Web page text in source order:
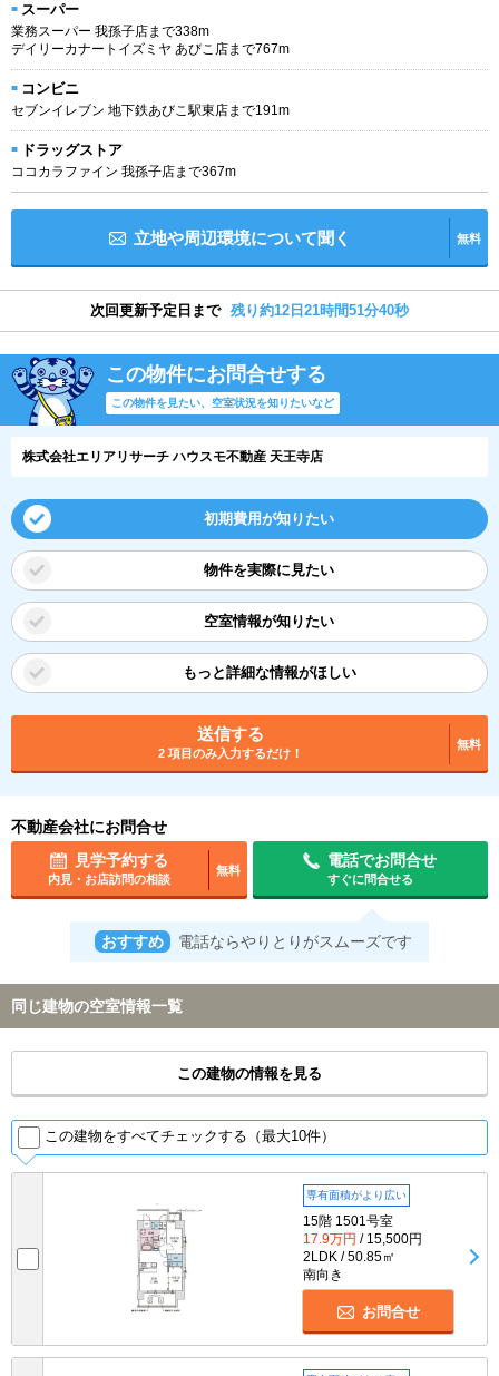
スーパー
業務スーパー 我孫子店まで338m
デイリーカナートイズミヤ あびこ店まで767m
コンビニ
セブンイレブン 地下鉄あびこ駅東店まで191m
ドラッグストア
ココカラファイン 我孫子店まで367m
立地や周辺環境について聞く 無料
次回更新予定日まで 残り約12日21時間51分40秒
この物件にお問合せする
この物件を見たい、空室状況を知りたいなど
株式会社エリアリサーチ ハウスモ不動産 天王寺店
初期費用が知りたい
物件を実際に見たい
空室情報が知りたい
もっと詳細な情報がほしい
送信する
2 項目のみ入力するだけ！
無料
不動産会社にお問合せ
見学予約する
内見・お店訪問の相談
無料
電話でお問合せ
すぐに問合せる
おすすめ 電話ならやりとりがスムーズです
同じ建物の空室情報一覧
この建物の情報を見る
この建物をすべてチェックする（最大10件）
専有面積がより広い
15階 1501号室
17.9万円 / 15,500円
2LDK / 50.85㎡
南向き
お問合せ